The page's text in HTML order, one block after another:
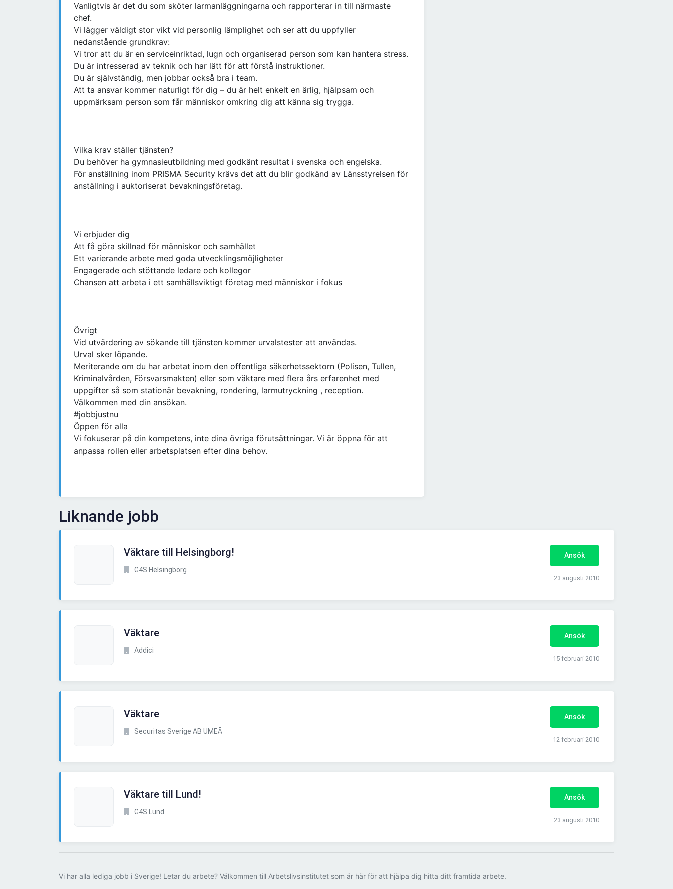
Vanligtvis är det du som sköter larmanläggningarna och rapporterar in till närmaste
chef.
Vi lägger väldigt stor vikt vid personlig lämplighet och ser att du uppfyller
nedanstående grundkrav:
Vi tror att du är en serviceinriktad, lugn och organiserad person som kan hantera stress.
Du är intresserad av teknik och har lätt för att förstå instruktioner.
Du är självständig, men jobbar också bra i team.
Att ta ansvar kommer naturligt för dig – du är helt enkelt en ärlig, hjälpsam och
uppmärksam person som får människor omkring dig att känna sig trygga.
Vilka krav ställer tjänsten?
Du behöver ha gymnasieutbildning med godkänt resultat i svenska och engelska.
För anställning inom PRISMA Security krävs det att du blir godkänd av Länsstyrelsen för
anställning i auktoriserat bevakningsföretag.
Vi erbjuder dig
Att få göra skillnad för människor och samhället
Ett varierande arbete med goda utvecklingsmöjligheter
Engagerade och stöttande ledare och kollegor
Chansen att arbeta i ett samhällsviktigt företag med människor i fokus
Övrigt
Vid utvärdering av sökande till tjänsten kommer urvalstester att användas.
Urval sker löpande.
Meriterande om du har arbetat inom den offentliga säkerhetssektorn (Polisen, Tullen,
Kriminalvården, Försvarsmakten) eller som väktare med flera års erfarenhet med
uppgifter så som stationär bevakning, rondering, larmutryckning , reception.
Välkommen med din ansökan.
#jobbjustnu
Öppen för alla
Vi fokuserar på din kompetens, inte dina övriga förutsättningar. Vi är öppna för att
anpassa rollen eller arbetsplatsen efter dina behov.
Liknande jobb
Väktare till Helsingborg!
G4S Helsingborg
Ansök
23 augusti 2010
Väktare
Addici
Ansök
15 februari 2010
Väktare
Securitas Sverige AB UMEÅ
Ansök
12 februari 2010
Väktare till Lund!
G4S Lund
Ansök
23 augusti 2010
Vi har alla lediga jobb i Sverige! Letar du arbete? Välkommen till Arbetslivsinstitutet som är här för att hjälpa dig hitta ditt framtida arbete.